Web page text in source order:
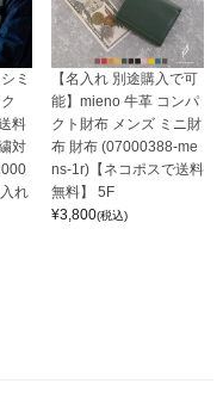
ミ
料
対
れ
【名入れ 別途購入で可
能】mieno 牛革 コンパ
クト財布 メンズ ミニ財
布 財布 (07000388-me
ns-1r)【ネコポスで送料
無料】 5F
¥3,800(税込)